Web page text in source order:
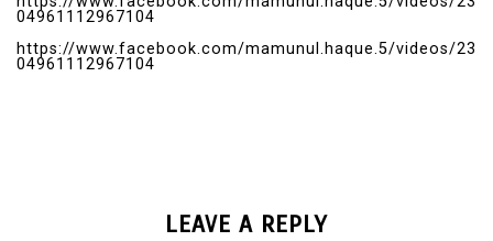
04961112967104
https://www.facebook.com/mamunul.haque.5/videos/23
04961112967104
LEAVE A REPLY